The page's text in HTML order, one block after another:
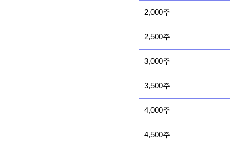
2,000주
2,500주
3,000주
3,500주
4,000주
4,500주